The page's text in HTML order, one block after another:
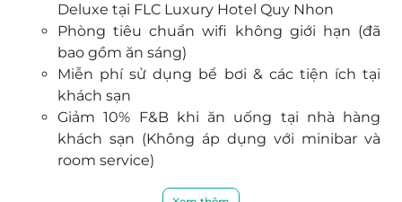
cùng hấp dẫn.
FLC Quy Nhon Golf Links là sự kết hợp hài hòa
giữa thiết kế độc đáo của sân golf 18 hố và
khung cảnh nên thơ của bờ biển Nhơn Lý với địa
danh Eo Gió, nơi được xem là có cảnh bình minh
đẹp nhất Việt Nam.
Bạn sẽ có những phút giây thư giãn được thả
mình trong làn nước xanh mát tại bể bơi vô cực
ngoài trời chạy bao trùm trước mặt 4 toàn nhà,
Deluxe tại FLC Luxury Hotel Quy Nhon
Phòng tiêu chuẩn wifi không giới hạn (đã
bao gồm ăn sáng)
Miễn phí sử dụng bể bơi & các tiện ích tại
khách sạn
Giảm 10% F&B khi ăn uống tại nhà hàng
khách sạn (Không áp dụng với minibar và
room service)